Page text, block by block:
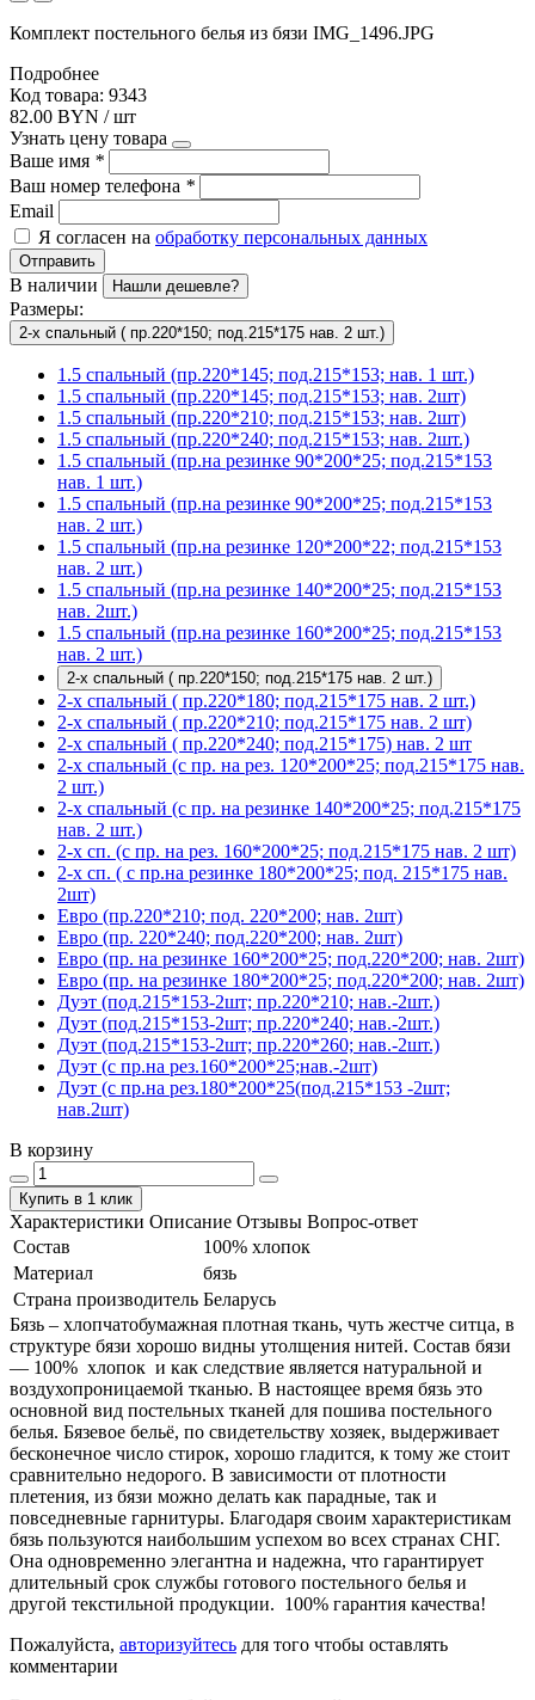
Комплект постельного белья из бязи IMG_1496.JPG
Подробнее
Код товара: 9343
82.00 BYN / шт
Узнать цену товара
Ваше имя *
Ваш номер телефона *
Email
Я согласен на обработку персональных данных
Отправить
В наличии Нашли дешевле?
Размеры:
2-х спальный ( пр.220*150; под.215*175 нав. 2 шт.)
1.5 спальный (пр.220*145; под.215*153; нав. 1 шт.)
1.5 спальный (пр.220*145; под.215*153; нав. 2шт)
1.5 спальный (пр.220*210; под.215*153; нав. 2шт)
1.5 спальный (пр.220*240; под.215*153; нав. 2шт.)
1.5 спальный (пр.на резинке 90*200*25; под.215*153
нав. 1 шт.)
1.5 спальный (пр.на резинке 90*200*25; под.215*153
нав. 2 шт.)
1.5 спальный (пр.на резинке 120*200*22; под.215*153
нав. 2 шт.)
1.5 спальный (пр.на резинке 140*200*25; под.215*153
нав. 2шт.)
1.5 спальный (пр.на резинке 160*200*25; под.215*153
нав. 2 шт.)
2-х спальный ( пр.220*150; под.215*175 нав. 2 шт.)
2-х спальный ( пр.220*180; под.215*175 нав. 2 шт.)
2-х спальный ( пр.220*210; под.215*175 нав. 2 шт)
2-х спальный ( пр.220*240; под.215*175) нав. 2 шт
2-х спальный (с пр. на рез. 120*200*25; под.215*175 нав.
2 шт.)
2-х спальный (с пр. на резинке 140*200*25; под.215*175
нав. 2 шт.)
2-х сп. (с пр. на рез. 160*200*25; под.215*175 нав. 2 шт)
2-х сп. ( с пр.на резинке 180*200*25; под. 215*175 нав.
2шт)
Евро (пр.220*210; под. 220*200; нав. 2шт)
Евро (пр. 220*240; под.220*200; нав. 2шт)
Евро (пр. на резинке 160*200*25; под.220*200; нав. 2шт)
Евро (пр. на резинке 180*200*25; под.220*200; нав. 2шт)
Дуэт (под.215*153-2шт; пр.220*210; нав.-2шт.)
Дуэт (под.215*153-2шт; пр.220*240; нав.-2шт.)
Дуэт (под.215*153-2шт; пр.220*260; нав.-2шт.)
Дуэт (с пр.на рез.160*200*25;нав.-2шт)
Дуэт (с пр.на рез.180*200*25(под.215*153 -2шт;
нав.2шт)
В корзину
Купить в 1 клик
Характеристики Описание Отзывы Вопрос-ответ
Состав
100% хлопок
Материал
бязь
Страна производитель Беларусь
Бязь – хлопчатобумажная плотная ткань, чуть жестче ситца, в
структуре бязи хорошо видны утолщения нитей. Состав бязи
― 100% хлопок и как следствие является натуральной и
воздухопроницаемой тканью. В настоящее время бязь это
основной вид постельных тканей для пошива постельного
белья. Бязевое бельё, по свидетельству хозяек, выдерживает
бесконечное число стирок, хорошо гладится, к тому же стоит
сравнительно недорого. В зависимости от плотности
плетения, из бязи можно делать как парадные, так и
повседневные гарнитуры. Благодаря своим характеристикам
бязь пользуются наибольшим успехом во всех странах СНГ.
Она одновременно элегантна и надежна, что гарантирует
длительный срок службы готового постельного белья и
другой текстильной продукции. 100% гарантия качества!
Пожалуйста, авторизуйтесь для того чтобы оставлять
комментарии